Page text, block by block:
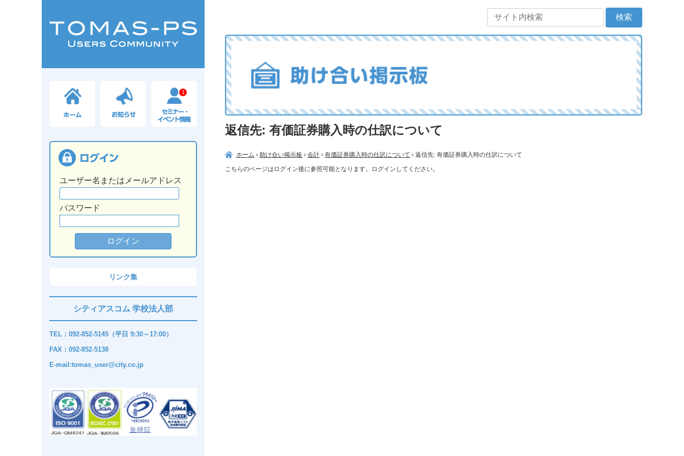
1
ユーザー名またはメールアドレス
パスワード
リンク集
シティアスコム 学校法人部
TEL：092-852-5145（平日 9:30～17:00）
FAX：092-852-5138
E-mail:tomas_user@city.co.jp
返信先: 有価証券購入時の仕訳について
ホーム › 助け合い掲示板 › 会計 › 有価証券購入時の仕訳について › 返信先: 有価証券購入時の仕訳について
こちらのページはログイン後に参照可能となります。ログインしてください。